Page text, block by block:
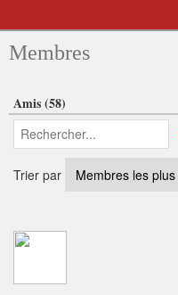
Membres
Amis (58)
Trier par